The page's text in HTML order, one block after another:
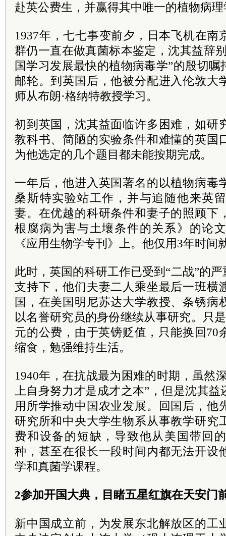
赴英公费生，并赢得其中唯一的植物病
1937年，七七事变前夕，日本飞机在南
群仍一直在做真菌标本鉴定，沈其益辞
国学习发展最快的植物病毒学”的殷切
邮轮。到英国后，他被分配进入伦敦大
师从布朗·格纳特教授学习。
初到英国，沈其益面临许多困难，如研
教科书、简陋的实验条件和难懂的英国
为他选定的几个题目都未能按期完成。
一年后，他进入英国著名的以植物病毒
桑斯特实验站工作，并与追随他来英
妻。在优越的科研条件和妻子的照顾下
根腐病为害与土壤条件的关系》的论
《应用生物学专刊》上。他仅用3年时间
此时，英国的科研工作已受到“二战”的
支持下，他们夫妻二人乘坐最后一班横
国，在美国明尼苏达大学教授、条锈病
以名誉研究员的身份继续从事研究。只
元的公费，由于英镑贬值，只能换回70
缩食，勉强维持生活。
1940年，在抗战最为困难的时期，虽然
上自身努力才是成才之本”，但是沈其
用所学推动中国农业发展。回国后，他
研究所和中央大学生物系从事教学研究
费和设备的短缺，导致他从美国带回
种，甚至在很长一段时间内都无法开设
学和真菌学课程。
2参加开国大典，目睹五星红旗在天安门
新中国成立前，为发展东北解放区的工